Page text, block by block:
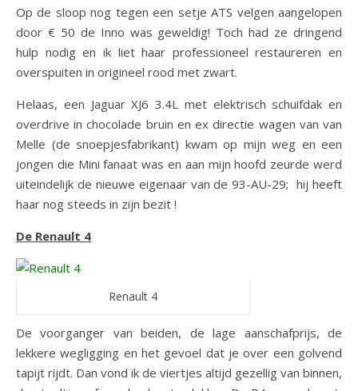
Op de sloop nog tegen een setje ATS velgen aangelopen
door € 50 de Inno was geweldig! Toch had ze dringend
hulp nodig en ik liet haar professioneel restaureren en
overspuiten in origineel rood met zwart.
Helaas, een Jaguar XJ6 3.4L met elektrisch schuifdak en
overdrive in chocolade bruin en ex directie wagen van van
Melle (de snoepjesfabrikant) kwam op mijn weg en een
jongen die Mini fanaat was en aan mijn hoofd zeurde werd
uiteindelijk de nieuwe eigenaar van de 93-AU-29; hij heeft
haar nog steeds in zijn bezit !
De Renault 4
Renault 4
De voorganger van beiden, de lage aanschafprijs, de
lekkere wegligging en het gevoel dat je over een golvend
tapijt rijdt. Dan vond ik de viertjes altijd gezellig van binnen,